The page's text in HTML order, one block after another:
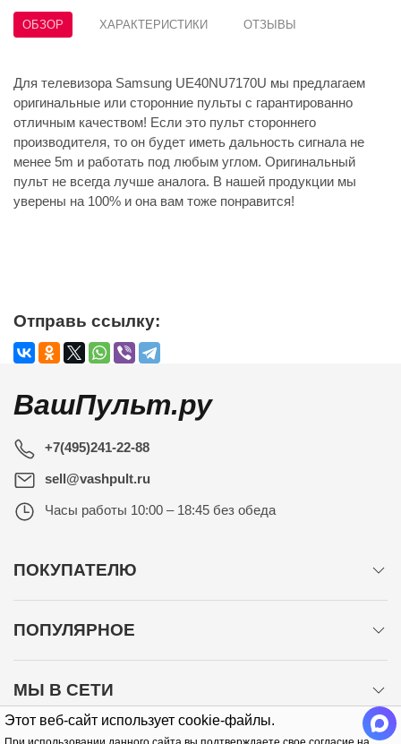
Этот веб-сайт использует cookie-файлы.
ОБЗОР ХАРАКТЕРИСТИКИ ОТЗЫВЫ
Для телевизора Samsung UE40NU7170U мы предлагаем
оригинальные или сторонние пульты с гарантированно
отличным качеством! Если это пульт стороннего
производителя, то он будет иметь дальность сигнала не
менее 5m и работать под любым углом. Оригинальный
пульт не всегда лучше аналога. В нашей продукции мы
уверены на 100% и она вам тоже понравится!
Отправь ссылку:
ВашПульт.ру
+7(495)241-22-88
sell@vashpult.ru
Часы работы 10:00 – 18:45 без обеда
ПОКУПАТЕЛЮ
ПОПУЛЯРНОЕ
МЫ В СЕТИ